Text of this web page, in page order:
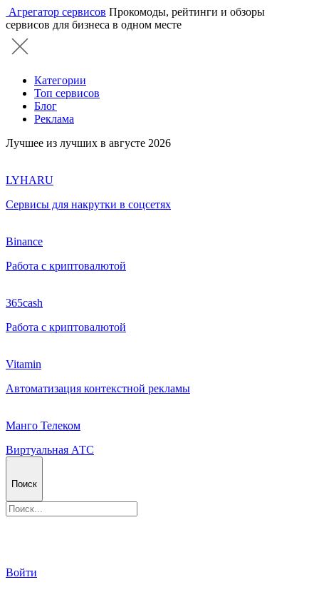
Агрегатор сервисов Прокомоды, рейтинги и обзоры
сервисов для бизнеса в одном месте
Категории
Топ сервисов
Блог
Реклама
Лучшее из лучших в августе 2026
LYHARU
Сервисы для накрутки в соцсетях
Binance
Работа с криптовалютой
365cash
Работа с криптовалютой
Vitamin
Автоматизация контекстной рекламы
Манго Телеком
Виртуальная АТС
Поиск
Войти